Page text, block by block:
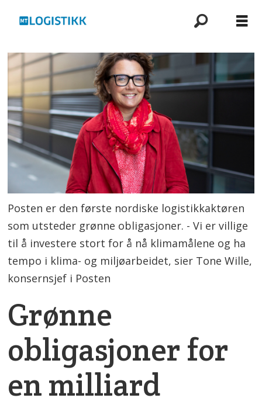
Posten er den første nordiske logistikkaktøren
som utsteder grønne obligasjoner. - Vi er villige
til å investere stort for å nå klimamålene og ha
tempo i klima- og miljøarbeidet, sier Tone Wille,
konsernsjef i Posten
Grønne
obligasjoner for
en milliard